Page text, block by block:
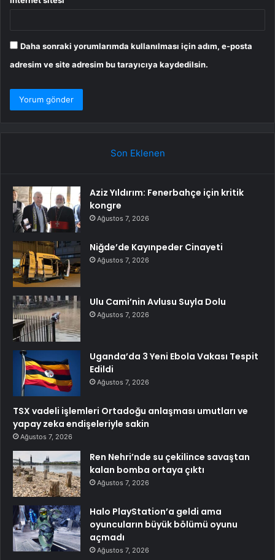
Daha sonraki yorumlarımda kullanılması için adım, e-posta
adresim ve site adresim bu tarayıcıya kaydedilsin.
Son Eklenen
Aziz Yıldırım: Fenerbahçe için kritik
kongre
Ağustos 7, 2026
Niğde’de Kayınpeder Cinayeti
Ağustos 7, 2026
Ulu Cami’nin Avlusu Suyla Dolu
Ağustos 7, 2026
Uganda’da 3 Yeni Ebola Vakası Tespit
Edildi
Ağustos 7, 2026
TSX vadeli işlemleri Ortadoğu anlaşması umutları ve
yapay zeka endişeleriyle sakin
Ağustos 7, 2026
Ren Nehri’nde su çekilince savaştan
kalan bomba ortaya çıktı
Ağustos 7, 2026
Halo PlayStation’a geldi ama
oyuncuların büyük bölümü oyunu
açmadı
Ağustos 7, 2026